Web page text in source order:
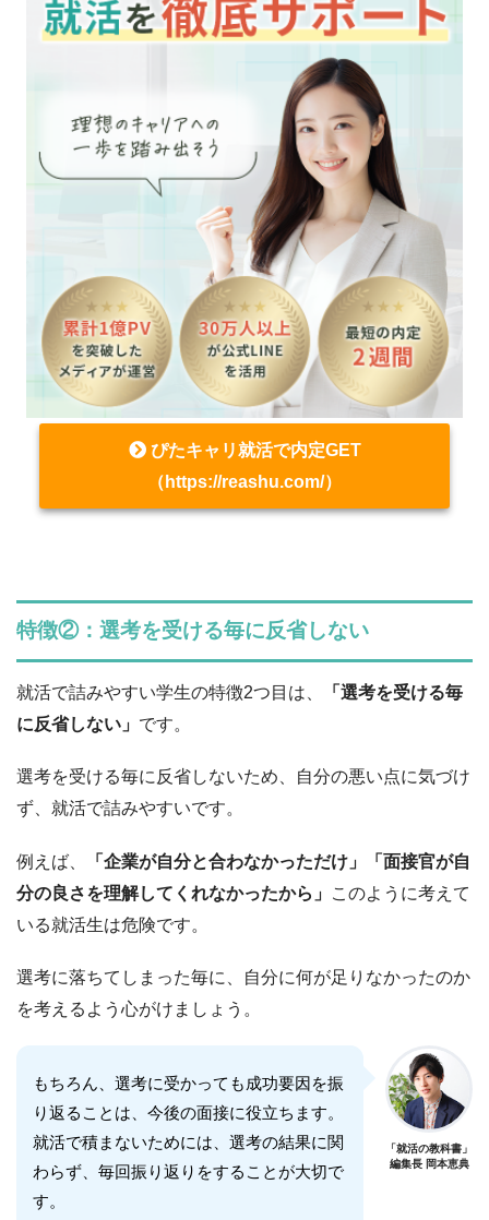
ぴたキャリ就活で内定GET
（https://reashu.com/）
特徴②：選考を受ける毎に反省しない
就活で詰みやすい学生の特徴2つ目は、
「選考を受ける毎
に反省しない」 です。
選考を受ける毎に反省しないため、自分の悪い点に気づけ
ず、就活で詰みやすいです。
例えば、
「企業が自分と合わなかっただけ」「面接官が自
分の良さを理解してくれなかったから」 このように考えて
いる就活生は危険です。
選考に落ちてしまった毎に、自分に何が足りなかったのか
を考えるよう心がけましょう。
もちろん、選考に受かっても成功要因を振
り返ることは、今後の面接に役立ちます。
就活で積まないためには、選考の結果に関
わらず、毎回振り返りをすることが大切で
す。
「就活の教科書」
編集長 岡本恵典